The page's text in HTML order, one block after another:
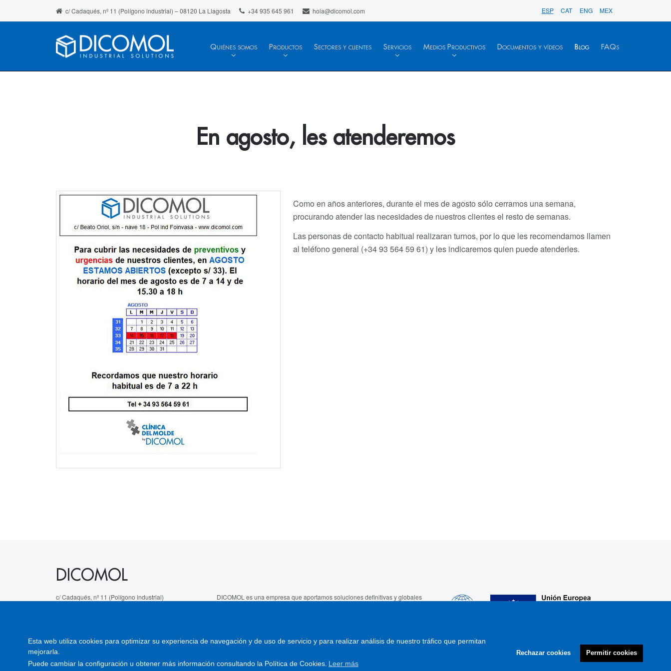
Esta web utiliza cookies para optimizar su experiencia de navegación y de uso de servicio y para realizar análisis de nuestro tráfico que permitan
mejorarla.
Puede cambiar la configuración u obtener más información consultando la Política de Cookies. Leer más
Rechazar cookies Permitir cookies
c/ Cadaqués, nº 11 (Polígono industrial) – 08120 La Llagosta +34 935 645 961 hola@dicomol.com ESP CAT ENG MEX
Quiénes somos Productos Sectores y clientes Servicios Medios Productivos Documentos y vídeos Blog FAQs
En agosto, les atenderemos
Como en años anteriores, durante el mes de agosto sólo cerramos una semana,
procurando atender las necesidades de nuestros clientes el resto de semanas.
Las personas de contacto habitual realizaran turnos, por lo que les recomendamos llamen
al teléfono general (+34 93 564 59 61) y les indicaremos quien puede atenderles.
DICOMOL
c/ Cadaqués, nº 11 (Polígono industrial)
DICOMOL es una empresa que aportamos soluciones definitivas y globales
Aviso legal
- Webs de interés